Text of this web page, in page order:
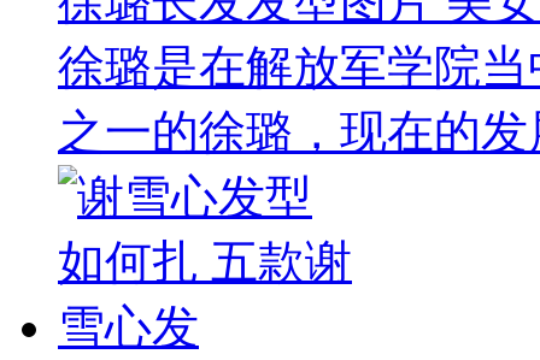
徐璐是在解放军学院
之一的徐璐，现在的